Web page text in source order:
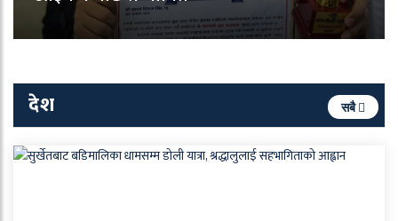
देश सबै